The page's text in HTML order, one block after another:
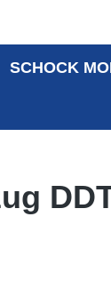
SCHOCK